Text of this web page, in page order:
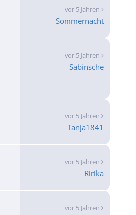
vor 5 Jahren
Sommernacht
vor 5 Jahren
Sabinsche
vor 5 Jahren
Tanja1841
vor 5 Jahren
Ririka
vor 5 Jahren